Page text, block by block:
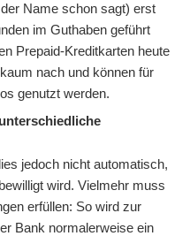
Name schon sagt) erst
im Guthaben geführt
Prepaid-Kreditkarten heute
nach und können für
genutzt werden.
jedoch nicht automatisch,
wird. Vielmehr muss
erfüllen: So wird zur
Bank normalerweise ein